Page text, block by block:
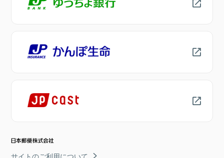
サイトのご利用について